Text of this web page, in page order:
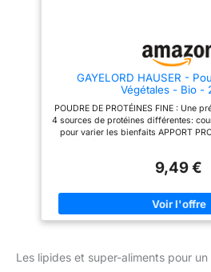
bio
GAYELORD HAUSER -
Végétales - Bio -
POUDRE DE PROTÉINES FINE : Une
4 sources de protéines différentes:
pour varier les bienfaits APPORT
VÉGÉTALIENS : Formule 100 %
l’alimentation UTILISATION FACILE
facilement dans un shaker un
apport rapide et pratique LA MARQUE
alimentation équilibrée et à
quotidien
9,49 €
Les lipides et super-aliments pour